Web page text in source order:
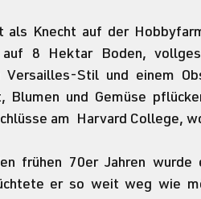
als Knecht auf der
8 Hektar Boden,
Versailles-Stil und einem
Blumen und Gemüse
am  Harvard College,
frühen 70er Jahren
er so weit weg wie